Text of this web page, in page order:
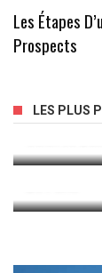
Les Étapes
Prospects
LES PLUS
Combien
Guide